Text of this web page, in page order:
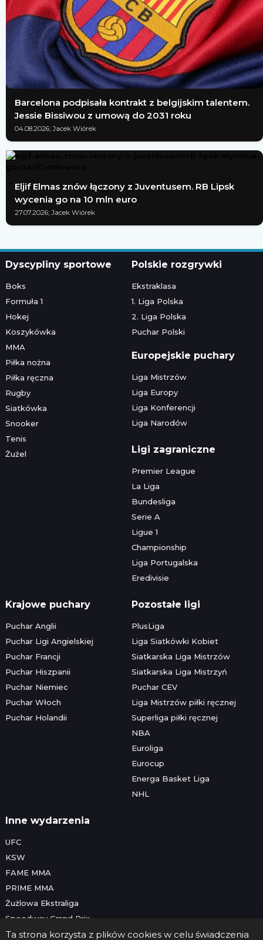
Barcelona podpisała kontrakt z belgijskim talentem.
Jessie Bissiwou z umową do 2031 roku
04.08.2026; Jacek Wiórek
Eljif Elmas znów łączony z Juventusem. RB Lipsk
wycenia go na 10 mln euro
27.07.2026; Jacek Wiórek
Ta strona korzysta z plików cookies w celu świadczenia
Dyscypliny sportowe
Boks
Formuła 1
Hokej
Koszykówka
MMA
Piłka nożna
Piłka ręczna
Rugby
Siatkówka
Snooker
Tenis
Żużel
Polskie rozgrywki
Ekstraklasa
1. Liga Polska
2. Liga Polska
Puchar Polski
Europejskie puchary
Liga Mistrzów
Liga Europy
Liga Konferencji
Liga Narodów
Ligi zagraniczne
Premier League
La Liga
Bundesliga
Serie A
Ligue 1
Championship
Liga Portugalska
Eredivisie
Krajowe puchary
Puchar Anglii
Puchar Ligi Angielskiej
Puchar Francji
Puchar Hiszpanii
Puchar Niemiec
Puchar Włoch
Puchar Holandii
Pozostałe ligi
PlusLiga
Liga Siatkówki Kobiet
Siatkarska Liga Mistrzów
Siatkarska Liga Mistrzyń
Puchar CEV
Liga Mistrzów piłki ręcznej
Superliga piłki ręcznej
NBA
Euroliga
Eurocup
Energa Basket Liga
NHL
Inne wydarzenia
UFC
KSW
FAME MMA
PRIME MMA
Żużlowa Ekstraliga
Speedway Grand Prix
Skoki narciarskie